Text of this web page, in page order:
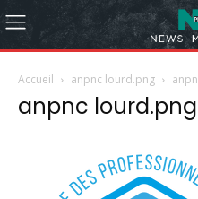
Accueil anpnc lourd.png
anpnc lourd.png